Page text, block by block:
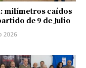
milímetros caídos
de 9 de Julio
2026